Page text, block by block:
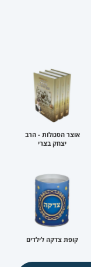
אוצר הסגולות - הרב
יצחק בצרי
קופת צדקה לילדים